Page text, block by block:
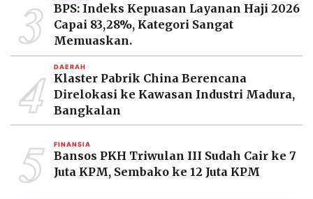
3
BPS: Indeks Kepuasan Layanan Haji 2026
Capai 83,28%, Kategori Sangat
Memuaskan.
4 DAERAH
Klaster Pabrik China Berencana
Direlokasi ke Kawasan Industri Madura,
Bangkalan
5 FINANSIA
Bansos PKH Triwulan III Sudah Cair ke 7
Juta KPM, Sembako ke 12 Juta KPM